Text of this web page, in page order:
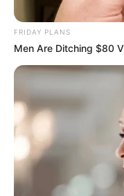
FRIDAY PLANS
Men Are Ditching $80